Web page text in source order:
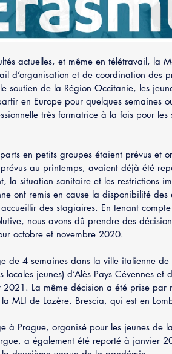
actuelles, et même en télétravail, la
d’organisation et de coordination des
soutien de la Région Occitanie, les
en Europe pour quelques semaines
très formatrice à la fois pour
en petits groupes étaient prévus et
au printemps, avaient déjà été
la situation sanitaire et les restrictions
ont remis en cause la disponibilité
des stagiaires. En tenant
nous avons dû prendre des
octobre et novembre 2020.
de 4 semaines dans la ville italienne
locales jeunes) d’Alès Pays Cévennes
La même décision a été prise par
MLJ de Lozère. Brescia, qui est en
à Prague, organisé pour les jeunes de
a également été reporté à janvier